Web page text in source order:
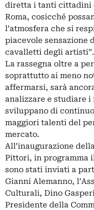
diretta i tanti cittadini
Roma, cosicché
l’atmosfera che si
piacevole sensazione
cavalletti degli artisti”.
La rassegna oltre a
soprattutto ai meno
affermarsi, sarà
analizzare e studiare
sviluppano di
maggiori talenti del
mercato.
All’inaugurazione
Pittori, in programma
sono stati inviati a
Gianni Alemanno,
Culturali, Dino
Presidente della